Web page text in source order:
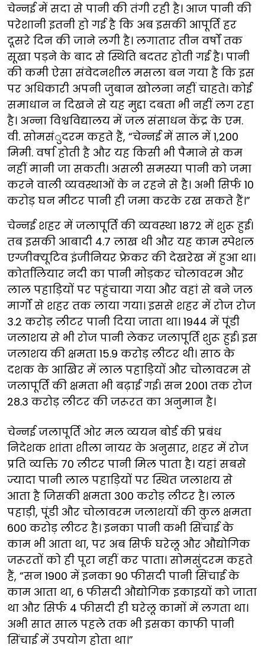
चेन्नई में सदा से पानी की तंगी रही है। आज पानी की
परेशानी इतनी हो गई है कि अब इसकी आपूर्ति हर
दूसरे दिन की जाने लगी है। लगातार तीन वर्षों तक
सूखा पड़ने के बाद से स्थिति बदतर होती गई है। पानी
की कमी ऐसा संवेदनशील मसला बन गया है कि इस
पर अधिकारी अपनी जुबान खोलना नहीं चाहते। कोई
समाधान न दिखने से यह मुद्दा दबता भी नहीं लग रहा
है। अन्ना विश्वविद्यालय में जल संसाधन केंद्र के एम.
वी. सोमसंुदरम कहते हैं, “चेन्नई में साल में 1,200
मिमी. वर्षा होती है और यह किसी भी पैमाने से कम
नहीं मानी जा सकती। असली समस्या पानी को जमा
करने वाली व्यवस्थाओं के न रहने से है। अभी सिर्फ 10
करोड़ घन मीटर पानी ही जमा करके रख सकते हैं।”
चेन्नई शहर में जलापूर्ति की व्यवस्था 1872 में शुरू हुई।
तब इसकी आबादी 4.7 लाख थी और यह काम स्पेशल
एग्जीक्यूटिव इंजीनियर फ्रेकर की देखरेख में हुआ था।
कोर्तालियार नदी का पानी मोड़कर चोलावरम और
लाल पहाड़ियों पर पहुंचाया गया और वहां से बने जल
मार्गों से शहर तक लाया गया। इससे शहर में रोज रोज
3.2 करोड़ लीटर पानी दिया जाता था। 1944 में पूंडी
जलाशय से भी रोज पानी लेकर जलापूर्ति शुरू हुई। इस
जलाशय की क्षमता 15.9 करोड़ लीटर थी। साठ के
दशक के आखिर में लाल पहाड़ियों और चोलावरम से
जलापूर्ति की क्षमता भी बढ़ाई गई। सन 2001 तक रोज
28.3 करोड़ लीटर की जरूरत का अनुमान है।
चेन्नई जलापूर्ति ओर मल व्ययन बोर्ड की प्रबंध
निदेशक शांता शीला नायर के अनुसार, शहर में रोज
प्रति व्यक्ति 70 लीटर पानी मिल पाता है। यहां सबसे
ज्यादा पानी लाल पहाड़ियों पर स्थित जलाशय से
आता है जिसकी क्षमता 300 करोड़ लीटर है। लाल
पहाड़ी, पूंडी और चोलावरम जलाशयों की कुल क्षमता
600 करोड़ लीटर है। इनका पानी कभी सिंचाई के
काम भी आता था, पर अब सिर्फ घरेलू और औद्योगिक
जरूरतों को ही पूरा नहीं कर पाता। सोमसुंदरम कहते
हैं, “सन 1900 में इनका 90 फीसदी पानी सिंचाई के
काम आता था, 6 फीसदी औद्योगिक इकाइयों को जाता
था और सिर्फ 4 फीसदी ही घरेलू कामों में लगता था।
अभी सात साल पहले तक भी इसका काफी पानी
सिंचाई में उपयोग होता था।”